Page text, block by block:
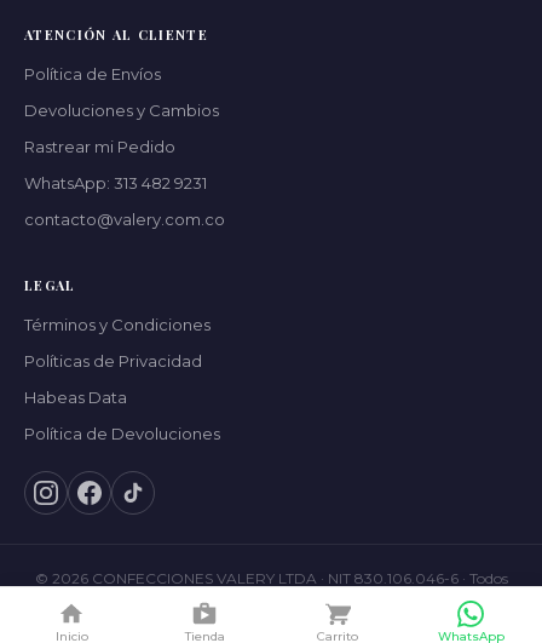
ATENCIÓN AL CLIENTE
Política de Envíos
Devoluciones y Cambios
Rastrear mi Pedido
WhatsApp: 313 482 9231
contacto@valery.com.co
LEGAL
Términos y Condiciones
Políticas de Privacidad
Habeas Data
Política de Devoluciones
© 2026 CONFECCIONES VALERY LTDA · NIT 830.106.046-6 · Todos
los derechos reservados ·
Privacidad Habeas Data
Inicio Tienda Carrito WhatsApp